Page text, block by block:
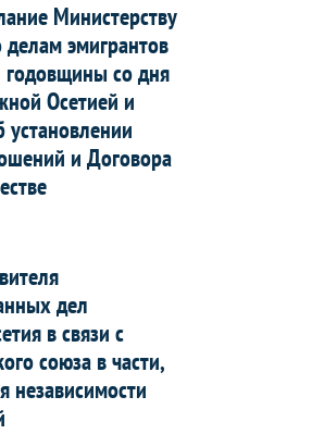
Министерству
эмигрантов
со дня
Осетией и
и Договора
дел
в связи с
союза в части,
независимости